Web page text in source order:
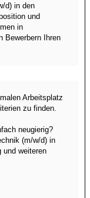
d) in den
und
in
Bewerbern Ihren
Arbeitsplatz
zu finden.
neugierig?
(m/w/d) in
und weiteren